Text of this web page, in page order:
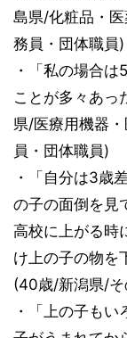
島県/化粧品・
務員・団体職員)
・「私の場合
ことが多々あっ
県/医療用機器
員・団体職員)
・「自分は3歳
の子の面倒を見
高校に上がる時
け上の子の物を
(40歳/新潟県/
・「上の子も